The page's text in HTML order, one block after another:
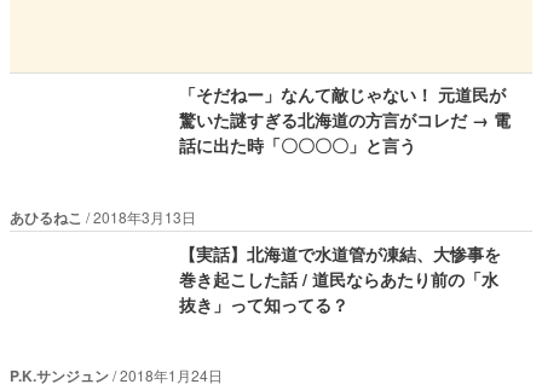
「そだねー」なんて敵じゃない！ 元道民が
驚いた謎すぎる北海道の方言がコレだ → 電
話に出た時「〇〇〇〇」と言う
あひるねこ 2018年3月13日
【実話】北海道で水道管が凍結、大惨事を
巻き起こした話 / 道民ならあたり前の「水
抜き」って知ってる？
P.K.サンジュン 2018年1月24日